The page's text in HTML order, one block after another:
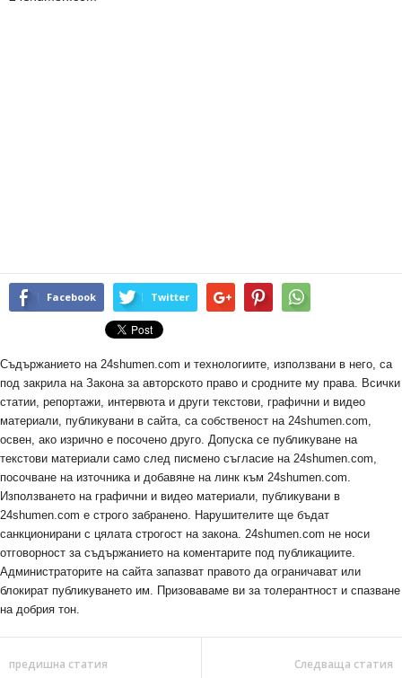
Facebook Twitter
Съдържанието на 24shumen.com и технологиите, използвани в него, са
под закрила на Закона за авторското право и сродните му права. Всички
статии, репортажи, интервюта и други текстови, графични и видео
материали, публикувани в сайта, са собственост на 24shumen.com,
освен, ако изрично е посочено друго. Допуска се публикуване на
текстови материали само след писмено съгласие на 24shumen.com,
посочване на източника и добавяне на линк към 24shumen.com.
Използването на графични и видео материали, публикувани в
24shumen.com е строго забранено. Нарушителите ще бъдат
санкционирани с цялата строгост на закона. 24shumen.com не носи
отговорност за съдържанието на коментарите под публикациите.
Администраторите на сайта запазват правото да ограничават или
блокират публикуването им. Призоваваме ви за толерантност и спазване
на добрия тон.
предишна статия Следваща статия